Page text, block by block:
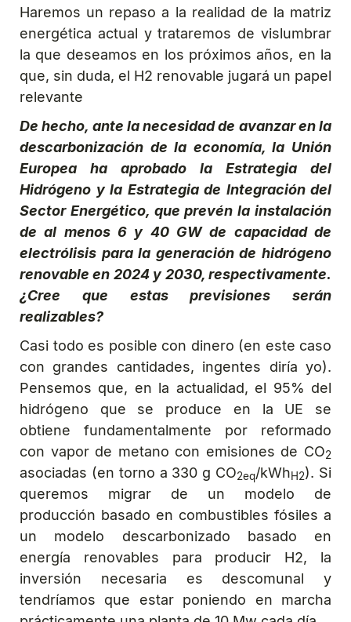
Haremos un repaso a la realidad de la matriz
energética actual y trataremos de vislumbrar
la que deseamos en los próximos años, en la
que, sin duda, el H2 renovable jugará un papel
relevante
De hecho, ante la necesidad de avanzar en la
descarbonización de la economía, la Unión
Europea ha aprobado la Estrategia del
Hidrógeno y la Estrategia de Integración del
Sector Energético, que prevén la instalación
de al menos 6 y 40 GW de capacidad de
electrólisis para la generación de hidrógeno
renovable en 2024 y 2030, respectivamente.
¿Cree que estas previsiones serán
realizables?
Casi todo es posible con dinero (en este caso
con grandes cantidades, ingentes diría yo).
Pensemos que, en la actualidad, el 95% del
hidrógeno que se produce en la UE se
obtiene fundamentalmente por reformado
con vapor de metano con emisiones de CO2
asociadas (en torno a 330 g CO2eq/kWhH2). Si
queremos migrar de un modelo de
producción basado en combustibles fósiles a
un modelo descarbonizado basado en
energía renovables para producir H2, la
inversión necesaria es descomunal y
tendríamos que estar poniendo en marcha